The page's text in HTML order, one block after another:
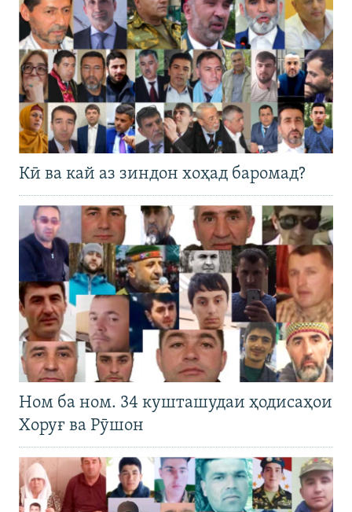
Кӣ ва кай аз зиндон хоҳад баромад?
Ном ба ном. 34 кушташудаи ҳодисаҳои
Хоруғ ва Рӯшон